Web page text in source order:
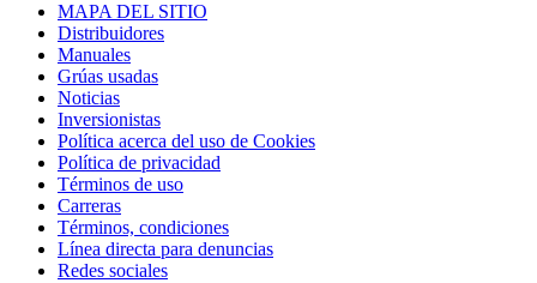
MAPA DEL SITIO
Distribuidores
Manuales
Grúas usadas
Noticias
Inversionistas
Política acerca del uso de Cookies
Política de privacidad
Términos de uso
Carreras
Términos, condiciones
Línea directa para denuncias
Redes sociales